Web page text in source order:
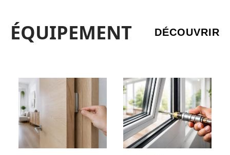
ÉQUIPEMENT DÉCOUVRIR